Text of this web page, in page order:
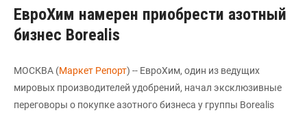
ЕвроХим намерен приобрести азотный
бизнес Borealis
МОСКВА (Маркет Репорт) -- ЕвроХим, один из ведущих
мировых производителей удобрений, начал эксклюзивные
переговоры о покупке азотного бизнеса у группы Borealis